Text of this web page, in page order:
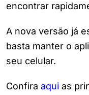
encontrar
A nova versão já
basta manter o
seu celular.
Confira aqui as